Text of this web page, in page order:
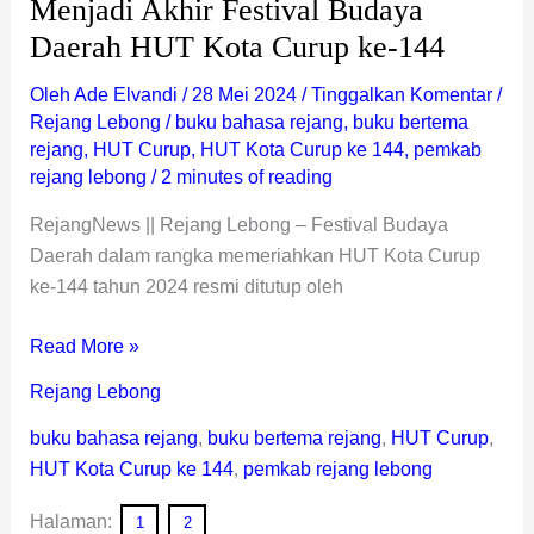
Menjadi Akhir Festival Budaya
Daerah HUT Kota Curup ke-144
Oleh Ade Elvandi / 28 Mei 2024 /Tinggalkan Komentar /
Rejang Lebong / buku bahasa rejang, buku bertema
rejang, HUT Curup, HUT Kota Curup ke 144, pemkab
rejang lebong / 2 minutes of reading
RejangNews || Rejang Lebong – Festival Budaya
Daerah dalam rangka memeriahkan HUT Kota Curup
ke-144 tahun 2024 resmi ditutup oleh
144
Read More »
Rejang Lebong
buku bahasa rejang, buku bertema rejang, HUT Curup,
HUT Kota Curup ke 144, pemkab rejang lebong
Halaman: 1 2